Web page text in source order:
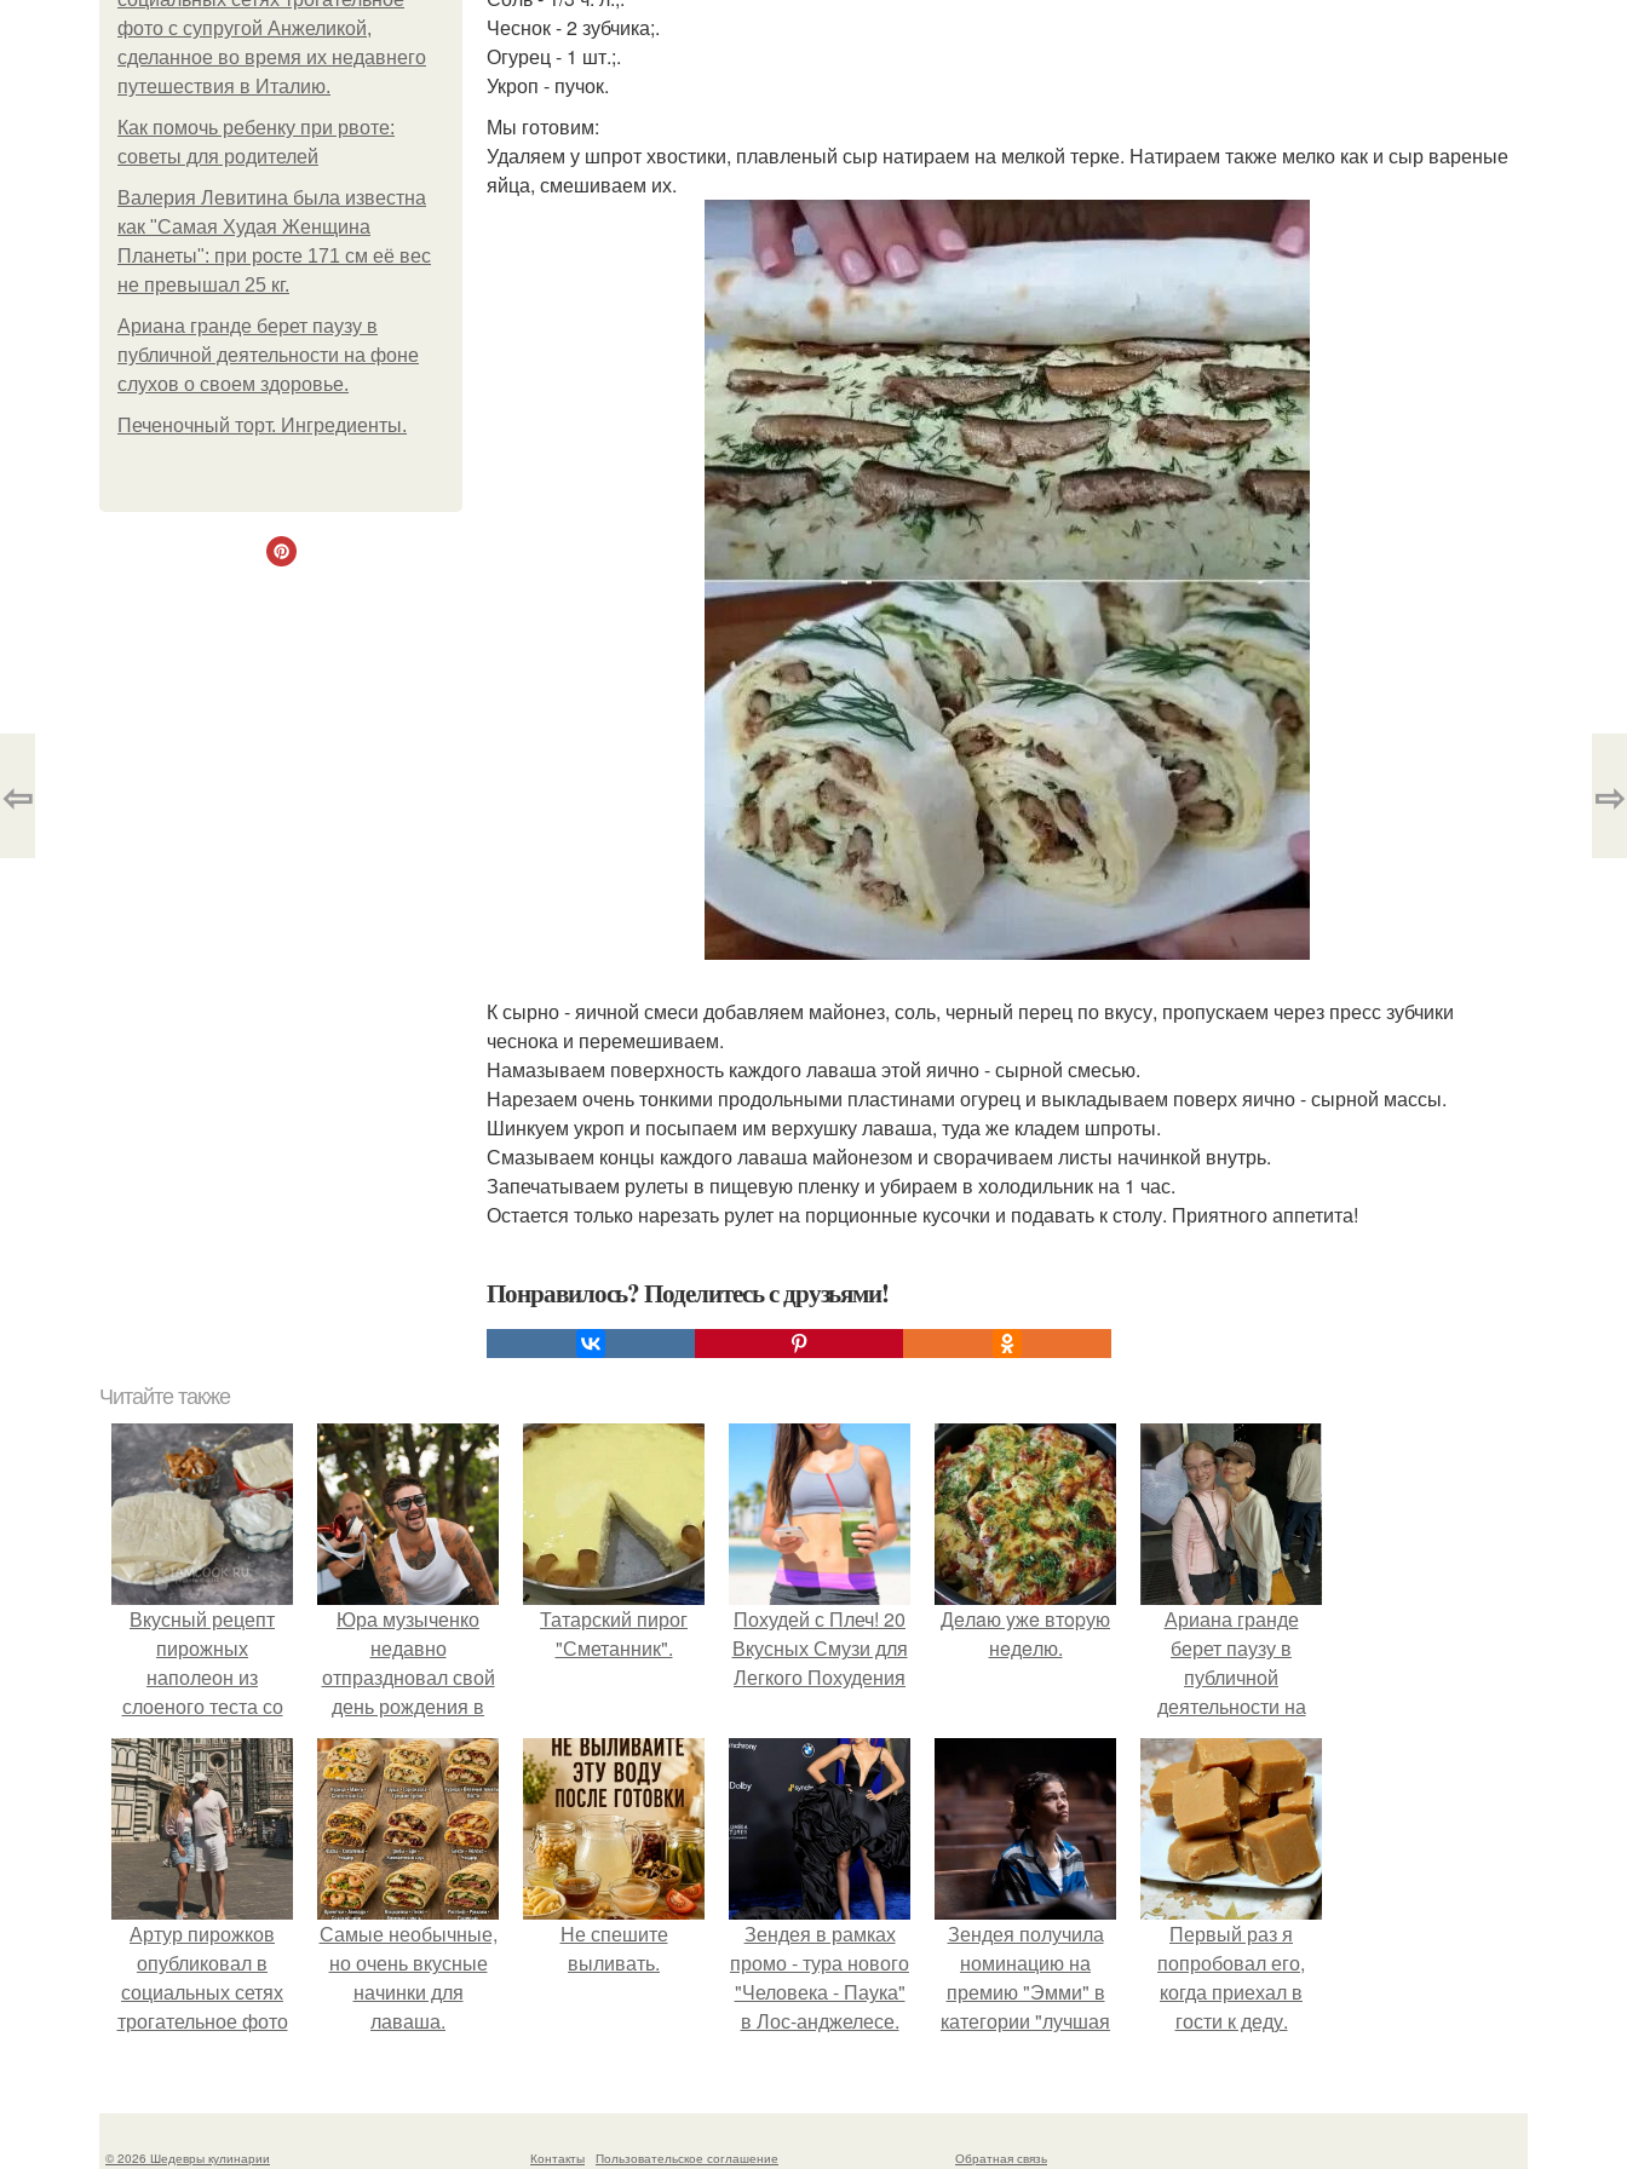
фото с супругой Анжеликой,
сделанное во время их недавнего
путешествия в Италию.
Как помочь ребенку при рвоте:
советы для родителей
Валерия Левитина была известна
как "Самая Худая Женщина
Планеты": при росте 171 см её вес
не превышал 25 кг.
Ариана гранде берет паузу в
публичной деятельности на фоне
слухов о своем здоровье.
Печеночный торт. Ингредиенты.
Чеснок - 2 зубчика;.
Огурец - 1 шт.;.
Укроп - пучок.
Мы готовим:
Удаляем у шпрот хвостики, плавленый сыр натираем на мелкой терке. Натираем также мелко как и сыр вареные
яйца, смешиваем их.
К сырно - яичной смеси добавляем майонез, соль, черный перец по вкусу, пропускаем через пресс зубчики
чеснока и перемешиваем.
Намазываем поверхность каждого лаваша этой яично - сырной смесью.
Нарезаем очень тонкими продольными пластинами огурец и выкладываем поверх яично - сырной массы.
Шинкуем укроп и посыпаем им верхушку лаваша, туда же кладем шпроты.
Смазываем концы каждого лаваша майонезом и сворачиваем листы начинкой внутрь.
Запечатываем рулеты в пищевую пленку и убираем в холодильник на 1 час.
Остается только нарезать рулет на порционные кусочки и подавать к столу. Приятного аппетита!
Понравилось? Поделитесь с друзьями!
⇦ ⇨
Читайте также
Вкусный рецепт
пирожных
наполеон из
слоеного теста со
сгущенкой
Юра музыченко
недавно
отпраздновал свой
день рождения в
кругу самых
близких и родных
людей.
Татарский пирог
"Сметанник".
Похудей с Плеч! 20
Вкусных Смузи для
Легкого Похудения
Дeлaю yжe втopую
нeдeлю.
Ариана гранде
берет паузу в
публичной
деятельности на
фоне слухов о
своем здоровье.
Артур пирожков
опубликовал в
социальных сетях
трогательное фото
сделанное во
Самые необычные,
но очень вкусные
начинки для
лаваша.
Не спешите
выливать.
Зендея в рамках
промо - тура нового
"Человека - Паука"
в Лос-анджелесе.
Зендея получила
номинацию на
премию "Эмми" в
категории "лучшая
сериале" за третий
Первый раз я
попробовал его,
когда приехал в
гости к деду.
© 2026 Шедевры кулинарии Контакты Пользовательское соглашение Обратная связь